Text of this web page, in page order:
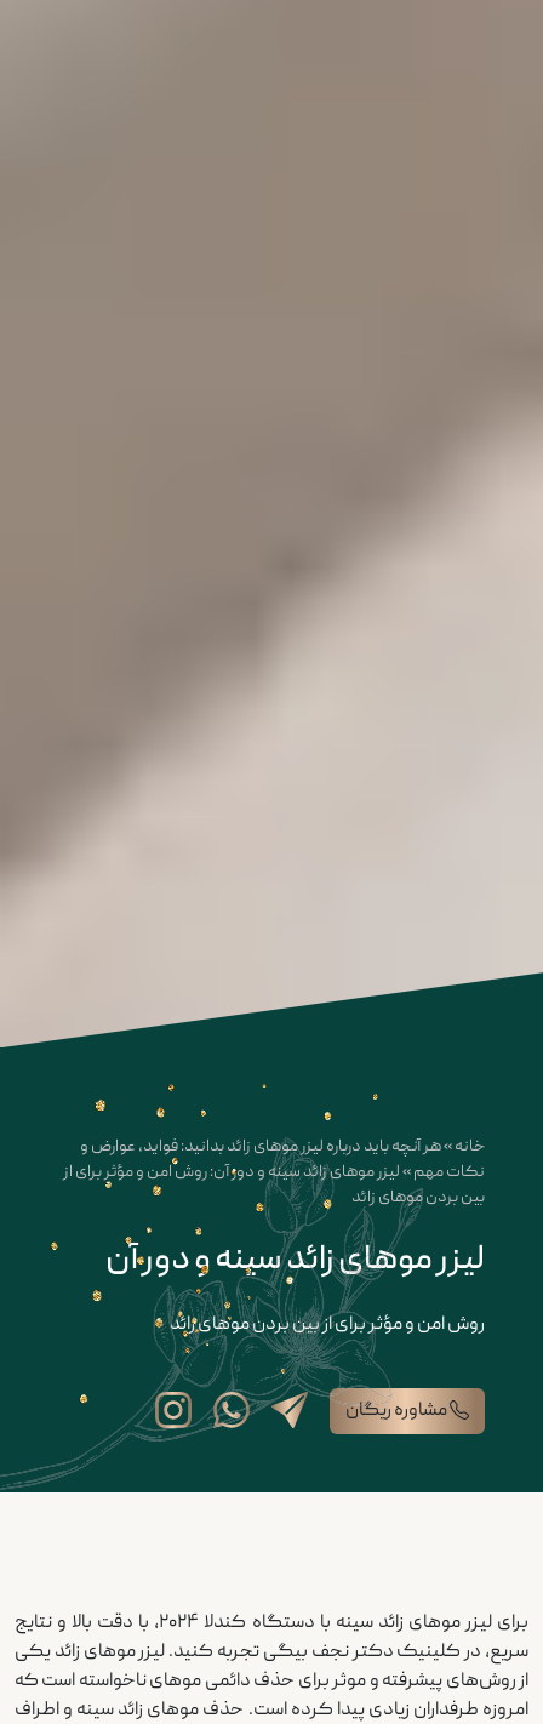
خانه»هر آنچه باید درباره لیزر موهای زائد بدانید: فواید، عوارض و
نکات مهم»لیزر موهای زائد سینه و دور آن: روش امن و مؤثر برای از
بین بردن موهای زائد
لیزر موهای زائد سینه و دور آن
روش امن و مؤثر برای از بین بردن موهای زائد
مشاوره ریگان
برای لیزر موهای زائد سینه با دستگاه کندلا ۲۰۲۴، با دقت بالا و نتایج
سریع، در کلینیک دکتر نجف بیگی تجربه کنید. لیزر موهای زائد یکی
از روش‌های پیشرفته و موثر برای حذف دائمی موهای ناخواسته است که
امروزه طرفداران زیادی پیدا کرده است. حذف موهای زائد سینه و اطراف